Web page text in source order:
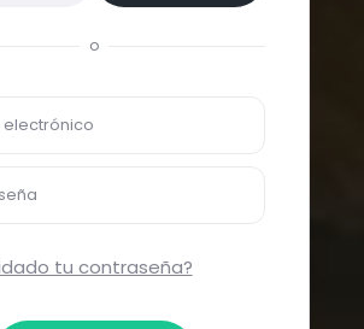
o
electrónico
tu contraseña?